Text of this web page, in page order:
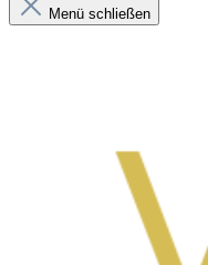
Menü schließen